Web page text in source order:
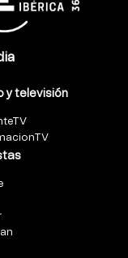
y televisión